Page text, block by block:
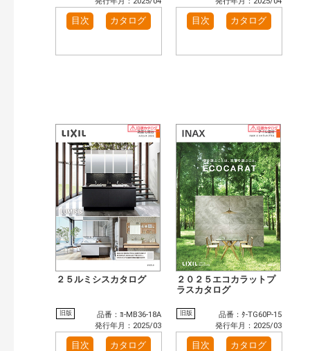
目次 カタログ 目次 カタログ
２５ルミシスカタログ
旧版
品番：ﾖ-MB36-18A
発行年月：2025/03
目次 カタログ
２０２５エコカラットプ
ラスカタログ
旧版
品番：ﾀ-TG60P-15
発行年月：2025/03
目次 カタログ